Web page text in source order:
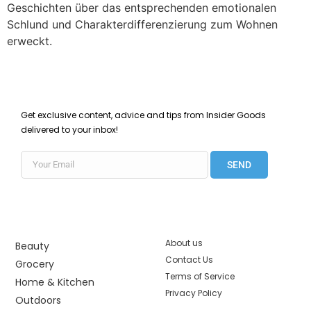
Geschichten über das entsprechenden emotionalen
Schlund und Charakterdifferenzierung zum Wohnen
erweckt.
Get exclusive content, advice and tips from Insider Goods
delivered to your inbox!
SEND
Beauty
Grocery
Home & Kitchen
Outdoors
About us
Contact Us
Terms of Service
Privacy Policy